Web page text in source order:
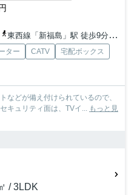
東西線「新福島」駅 徒歩9分
ター CATV
宅配ボックス
などが備え付けられているので、
キュリティ面は、TVイ...
もっと見
/ 3LDK